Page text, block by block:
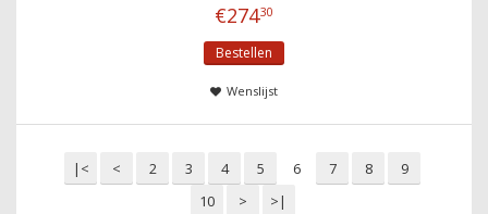
€27430
Bestellen
Wenslijst
|< < 2 3 4 5 6 7 8
9
10
> >|